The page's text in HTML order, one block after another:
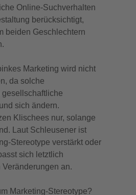
Online-Suchverhalten
berücksichtigt,
beiden Geschlechtern
Marketing wird nicht
da solche
gesellschaftliche
sich ändern.
Klischees nur, solange
Laut Schleusener ist
Stereotype verstärkt oder
sich letztlich
an.
Marketing-Stereotype?